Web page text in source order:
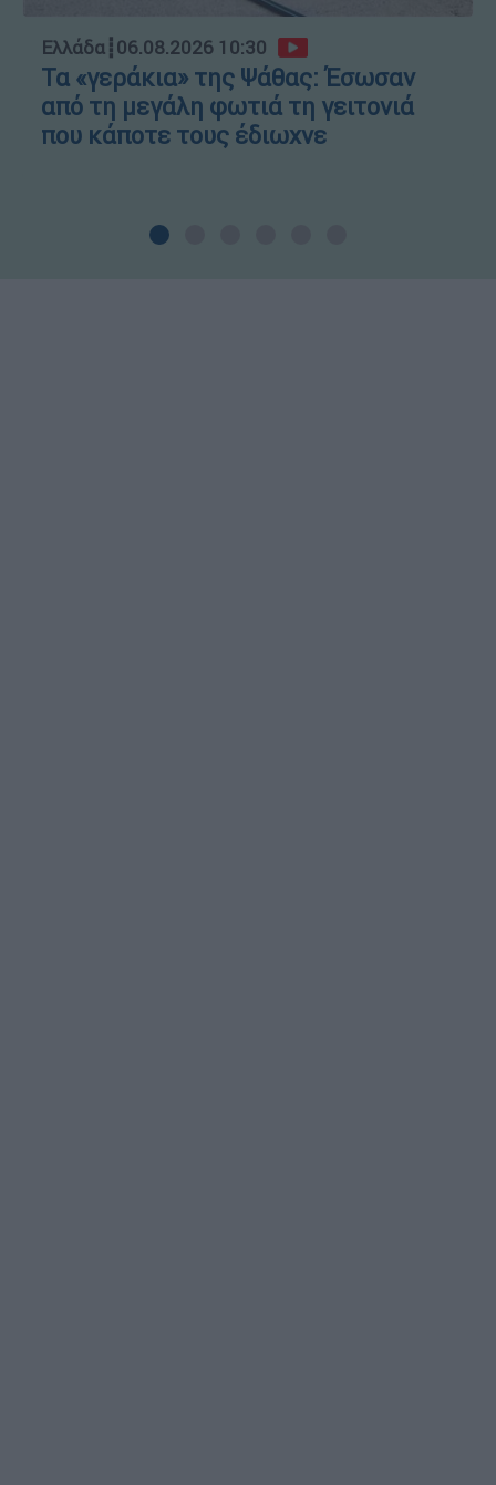
Ελλάδα┋06.08.2026 10:30
Τα «γεράκια» της Ψάθας: Έσωσαν
από τη μεγάλη φωτιά τη γειτονιά
που κάποτε τους έδιωχνε